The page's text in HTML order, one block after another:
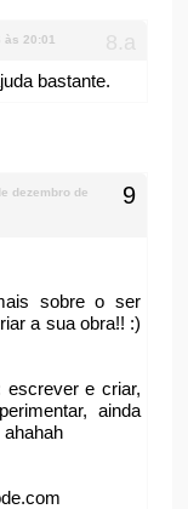
às 20:01
bastante.
dezembro de
sobre o ser
a sua obra!! :)
escrever e criar,
ainda